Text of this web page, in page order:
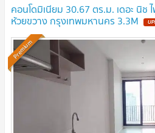
คอนโดมิเนียม 30.67 ตร.ม. เดอะ นิช
ห้วยขวาง กรุงเทพมหานคร 3.3M
Premium